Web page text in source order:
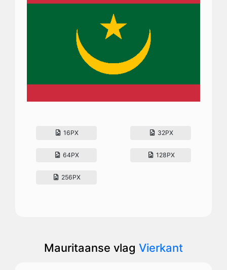
16PX 32PX
64PX 128PX
256PX
Mauritaanse vlag Vierkant